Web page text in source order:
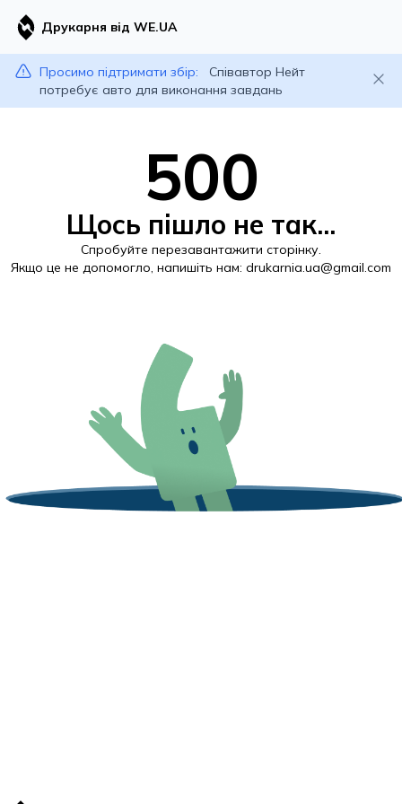
Друкарня від WE.UA
Просимо підтримати збір:
Співавтор Нейт
потребує авто для виконання завдань
500
Щось пішло не так...
Спробуйте перезавантажити сторінку.
Якщо це не допомогло, напишіть нам: drukarnia.ua@gmail.com